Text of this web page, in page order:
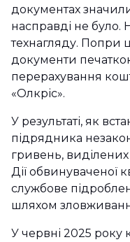
документах
насправді не було.
технагляду. Попри
документи
перерахування
«Олкріс».
У результаті, як
підрядника
гривень,
Дії обвинуваченої
службове
шляхом
У червні 2025